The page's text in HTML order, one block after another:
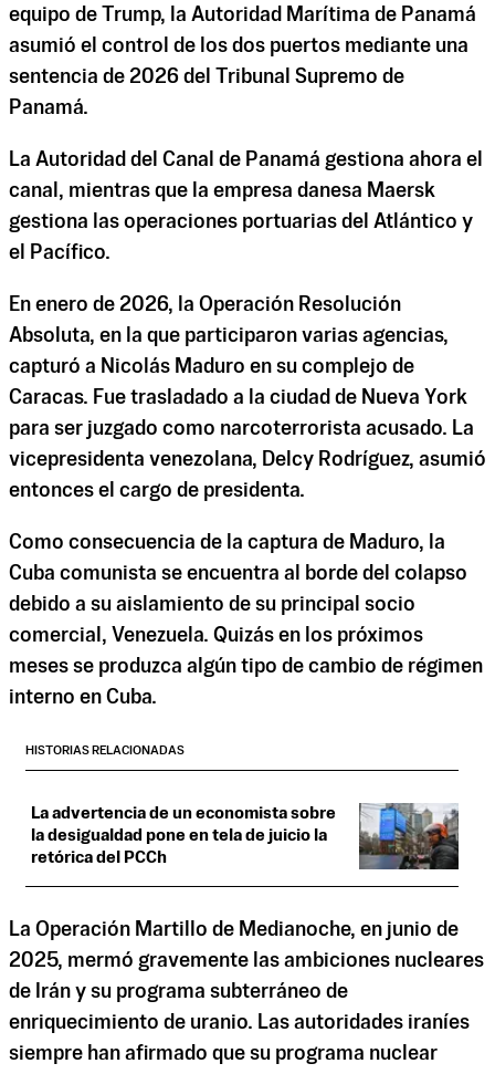
equipo de Trump, la Autoridad Marítima de Panamá
asumió el control de los dos puertos mediante una
sentencia de 2026 del Tribunal Supremo de
Panamá.
La Autoridad del Canal de Panamá gestiona ahora el
canal, mientras que la empresa danesa Maersk
gestiona las operaciones portuarias del Atlántico y
el Pacífico.
En enero de 2026, la Operación Resolución
Absoluta, en la que participaron varias agencias,
capturó a Nicolás Maduro en su complejo de
Caracas. Fue trasladado a la ciudad de Nueva York
para ser juzgado como narcoterrorista acusado. La
vicepresidenta venezolana, Delcy Rodríguez, asumió
entonces el cargo de presidenta.
Como consecuencia de la captura de Maduro, la
Cuba comunista se encuentra al borde del colapso
debido a su aislamiento de su principal socio
comercial, Venezuela. Quizás en los próximos
meses se produzca algún tipo de cambio de régimen
interno en Cuba.
HISTORIAS RELACIONADAS
La advertencia de un economista sobre
la desigualdad pone en tela de juicio la
retórica del PCCh
La Operación Martillo de Medianoche, en junio de
2025, mermó gravemente las ambiciones nucleares
de Irán y su programa subterráneo de
enriquecimiento de uranio. Las autoridades iraníes
siempre han afirmado que su programa nuclear